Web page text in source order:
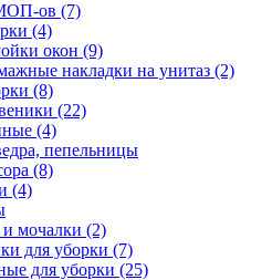
ов (7)
(4)
окон (9)
накладки на унитаз (2)
(8)
(22)
(4)
пепельницы
(8)
(4)
мочалки (2)
для уборки (7)
для уборки (25)